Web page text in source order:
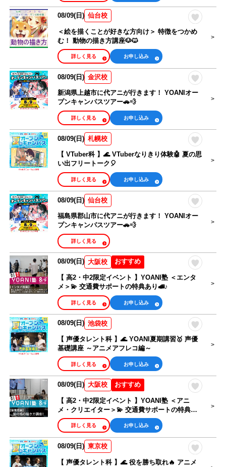
08/09(日) 仙台校
＜絵を描くことが好きな方向け＞ 特徴をつかめ
む！ 動物の描き方講座🐶🐱
お申し込み
詳しく見る
08/09(日) 金沢校
新潟県上越市に代アニが行きます！ YOANIオー
プンキャンパスツアー🚗💨
お申し込み
詳しく見る
08/09(日) 札幌校
【 VTuber科 】🌊 VTuberなりきり体験🤖 夏の思
い出フリートーク🎈
お申し込み
詳しく見る
08/09(日) 仙台校
福島県郡山市に代アニが行きます！ YOANIオー
プンキャンパスツアー🚗💨
詳しく見る
おすすめ
08/09(日) 大阪校
【 高2・中2限定イベント 】YOANI塾 ＜エンタ
メ＞💫 交通費サポートの特典あり🚅♪
お申し込み
詳しく見る
08/09(日) 池袋校
【 声優タレント科 】🌊 YOANI夏期講習🥇 声優
基礎講座 ～アニメアフレコ編～
お申し込み
詳しく見る
おすすめ
08/09(日) 大阪校
【 高2・中2限定イベント 】YOANI塾 ＜アニ
メ・クリエイター＞💫 交通費サポートの特典あ
り🚅♪
お申し込み
詳しく見る
08/09(日) 東京校
【 声優タレント科 】🌊 役を勝ち取れ🔥 アニメ